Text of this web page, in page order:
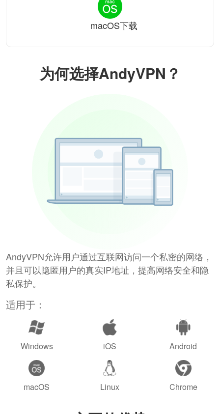
为何选择AndyVPN？
AndyVPN允许用户通过互联网访问一个私密的网络，
并且可以隐匿用户的真实IP地址，提高网络安全和隐
私保护。
适用于：
Windows iOS Android
macOS Linux Chrome
macOS下载